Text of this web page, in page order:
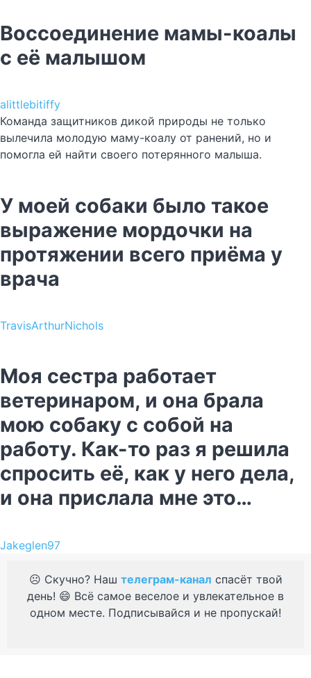
Воссоединение мамы-коалы
с её малышом
alittlebitiffy
Команда защитников дикой природы не только
вылечила молодую маму-коалу от ранений, но и
помогла ей найти своего потерянного малыша.
У моей собаки было такое
выражение мордочки на
протяжении всего приёма у
врача
TravisArthurNichols
Моя сестра работает
ветеринаром, и она брала
мою собаку с собой на
работу. Как-то раз я решила
спросить её, как у него дела,
и она прислала мне это…
Jakeglen97
☹️ Скучно? Наш телеграм-канал спасёт твой
день! 😄 Всё самое веселое и увлекательное в
одном месте. Подписывайся и не пропускай!